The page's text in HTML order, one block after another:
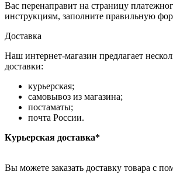
Вас перенаправит на страницу
инструкциям, заполните правильную
Доставка
Наш интернет-магазин предлагает
доставки:
курьерская;
самовывоз из магазина;
постаматы;
почта России.
Курьерская доставка*
Вы можете заказать доставку товара с